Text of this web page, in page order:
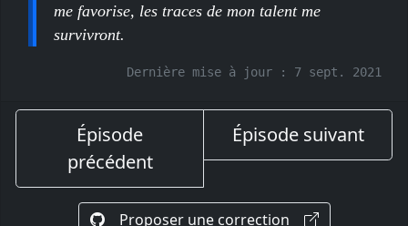
me favorise, les traces de mon talent me
survivront.
Dernière mise à jour : 7 sept. 2021
Épisode
précédent
Épisode suivant
Proposer une correction